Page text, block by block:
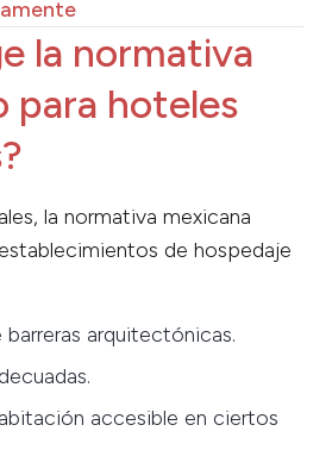
la normativa
para hoteles
la normativa mexicana
de hospedaje
arquitectónicas.
accesible en ciertos